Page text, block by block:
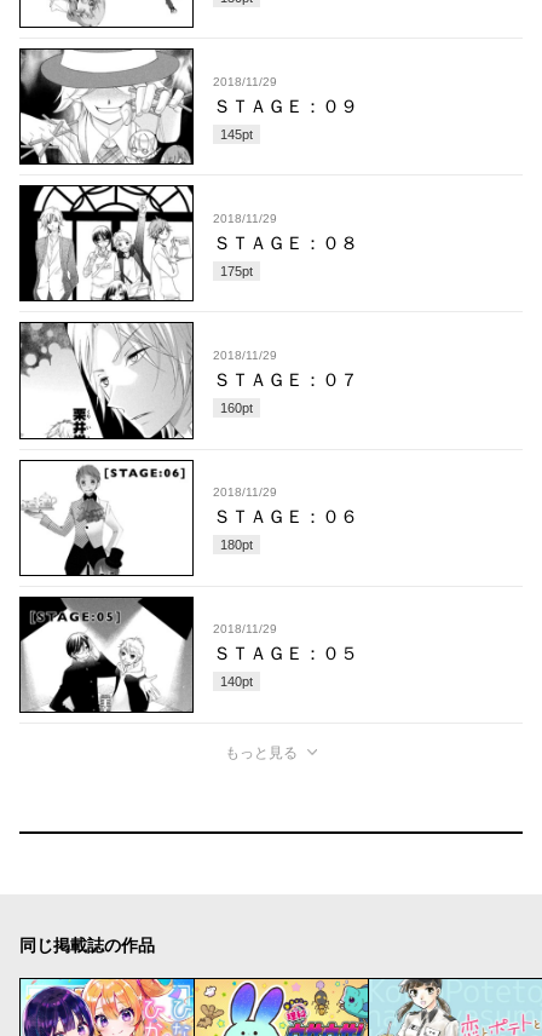
2018/11/29
ＳＴＡＧＥ：０９
145pt
2018/11/29
ＳＴＡＧＥ：０８
175pt
2018/11/29
ＳＴＡＧＥ：０７
160pt
2018/11/29
ＳＴＡＧＥ：０６
180pt
2018/11/29
ＳＴＡＧＥ：０５
140pt
もっと見る
同じ掲載誌の作品